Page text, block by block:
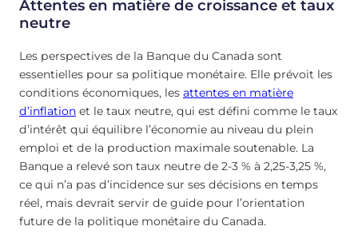
Attentes en matière de croissance et taux
neutre
Les perspectives de la Banque du Canada sont
essentielles pour sa politique monétaire. Elle prévoit les
conditions économiques, les attentes en matière
d’inflation et le taux neutre, qui est défini comme le taux
d’intérêt qui équilibre l’économie au niveau du plein
emploi et de la production maximale soutenable. La
Banque a relevé son taux neutre de 2-3 % à 2,25-3,25 %,
ce qui n’a pas d’incidence sur ses décisions en temps
réel, mais devrait servir de guide pour l’orientation
future de la politique monétaire du Canada.